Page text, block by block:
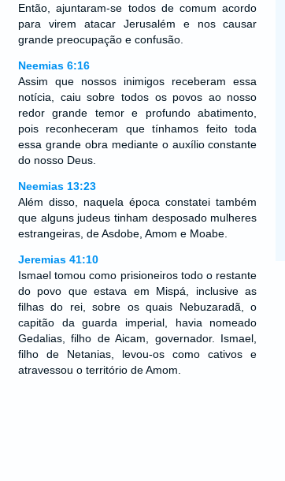
Então, ajuntaram-se todos de comum acordo
para virem atacar Jerusalém e nos causar
grande preocupação e confusão.
Neemias 6:16
Assim que nossos inimigos receberam essa
notícia, caiu sobre todos os povos ao nosso
redor grande temor e profundo abatimento,
pois reconheceram que tínhamos feito toda
essa grande obra mediante o auxílio constante
do nosso Deus.
Neemias 13:23
Além disso, naquela época constatei também
que alguns judeus tinham desposado mulheres
estrangeiras, de Asdobe, Amom e Moabe.
Jeremias 41:10
Ismael tomou como prisioneiros todo o restante
do povo que estava em Mispá, inclusive as
filhas do rei, sobre os quais Nebuzaradã, o
capitão da guarda imperial, havia nomeado
Gedalias, filho de Aicam, governador. Ismael,
filho de Netanias, levou-os como cativos e
atravessou o território de Amom.